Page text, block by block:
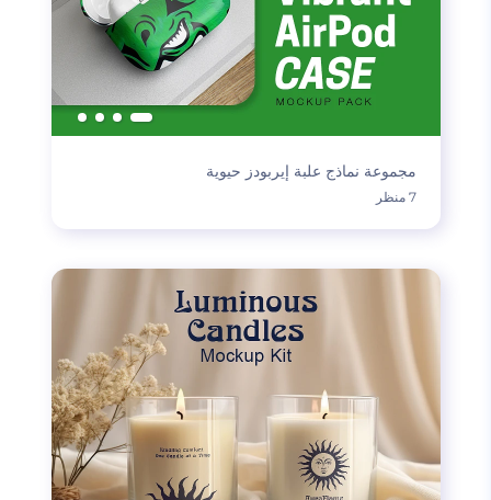
مجموعة نماذج علبة إيربودز حيوية
7 منظر